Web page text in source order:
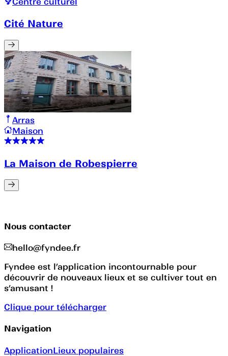
Cité Nature
Arras
Maison
La Maison de Robespierre
Nous contacter
hello@fyndee.fr
Fyndee est l’application incontournable pour
découvrir de nouveaux lieux et se cultiver tout en
s’amusant !
Clique pour télécharger
Navigation
ApplicationLieux populaires